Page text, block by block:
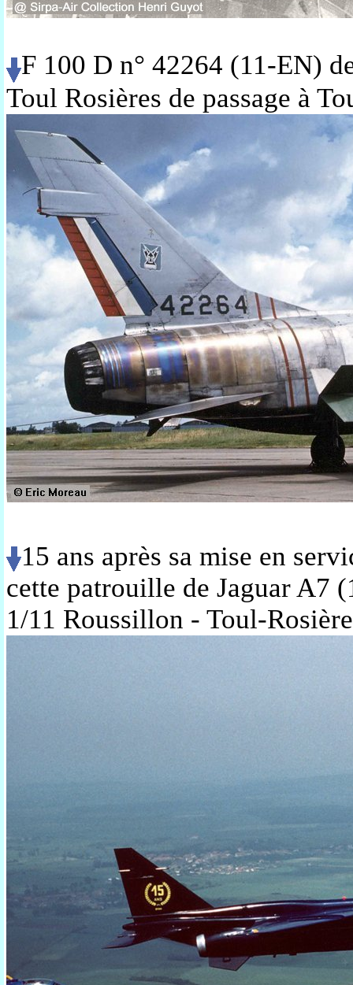
F 100 D n° 42264 (11-EN)
Toul Rosières de passage à
15 ans après sa mise en
cette patrouille de Jaguar A7
1/11 Roussillon - Toul-